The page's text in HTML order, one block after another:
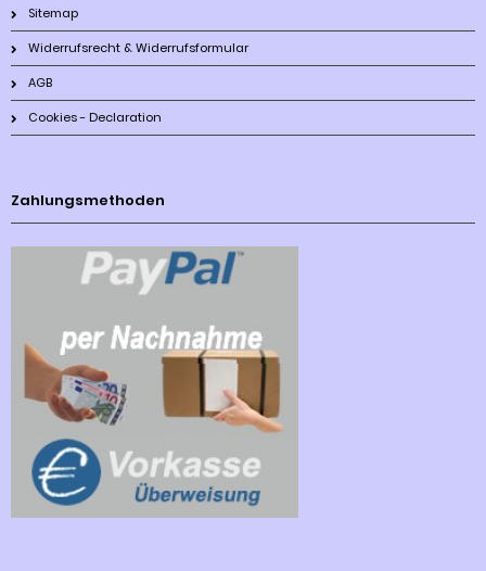
Sitemap
Widerrufsrecht & Widerrufsformular
AGB
Cookies - Declaration
Zahlungsmethoden